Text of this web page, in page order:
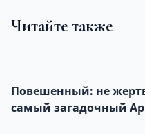
Читайте также
Повешенный: не
самый загадочный